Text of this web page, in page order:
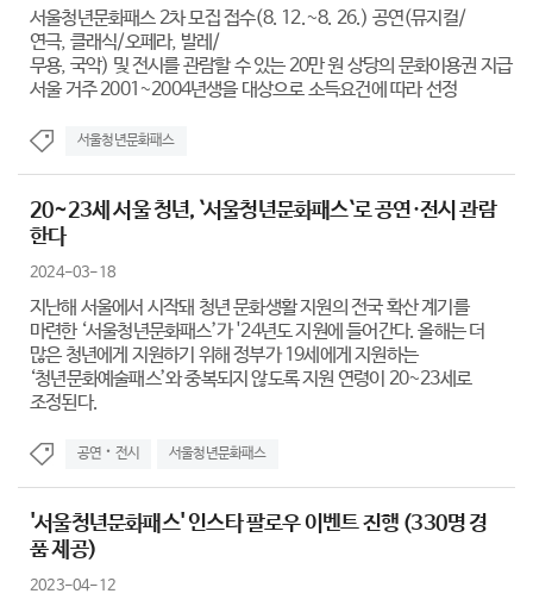
서울청년문화패스 2차 모집 접수(8. 12.~8. 26.) 공연(뮤지컬/
연극, 클래식/오페라, 발레/
무용, 국악) 및 전시를 관람할 수 있는 20만 원 상당의 문화이용권 지급
서울 거주 2001~2004년생을 대상으로 소득요건에 따라 선정
서울청년문화패스
20~23세 서울 청년, `서울청년문화패스`로 공연·전시 관람
한다
2024-03-18
지난해 서울에서 시작돼 청년 문화생활 지원의 전국 확산 계기를
마련한 ‘서울청년문화패스’가 '24년도 지원에 들어간다. 올해는 더
많은 청년에게 지원하기 위해 정부가 19세에게 지원하는
‘청년문화예술패스’와 중복되지 않도록 지원 연령이 20~23세로
조정된다.
공연‧전시 서울청년문화패스
'서울청년문화패스' 인스타 팔로우 이벤트 진행 (330명 경
품 제공)
2023-04-12